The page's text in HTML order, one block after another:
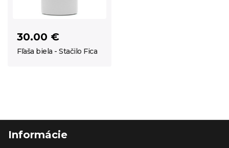
30.00 €
Fľaša biela - Stačilo Fica
Informácie